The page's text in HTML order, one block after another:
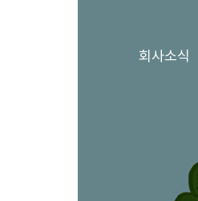
회사소식